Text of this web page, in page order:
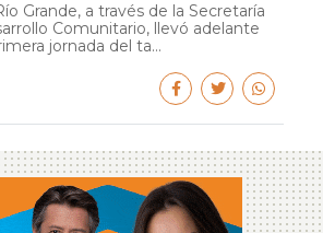
Grande, a través de la Secretaría
Comunitario, llevó adelante
jornada del ta...